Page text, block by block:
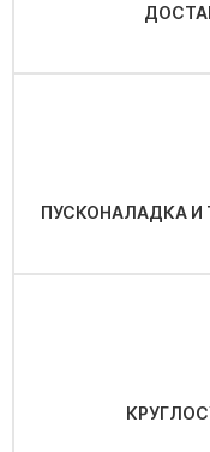
ПУСКОНАЛАДКА И